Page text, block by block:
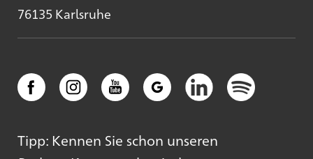
76135 Karlsruhe
Tipp: Kennen Sie schon unseren